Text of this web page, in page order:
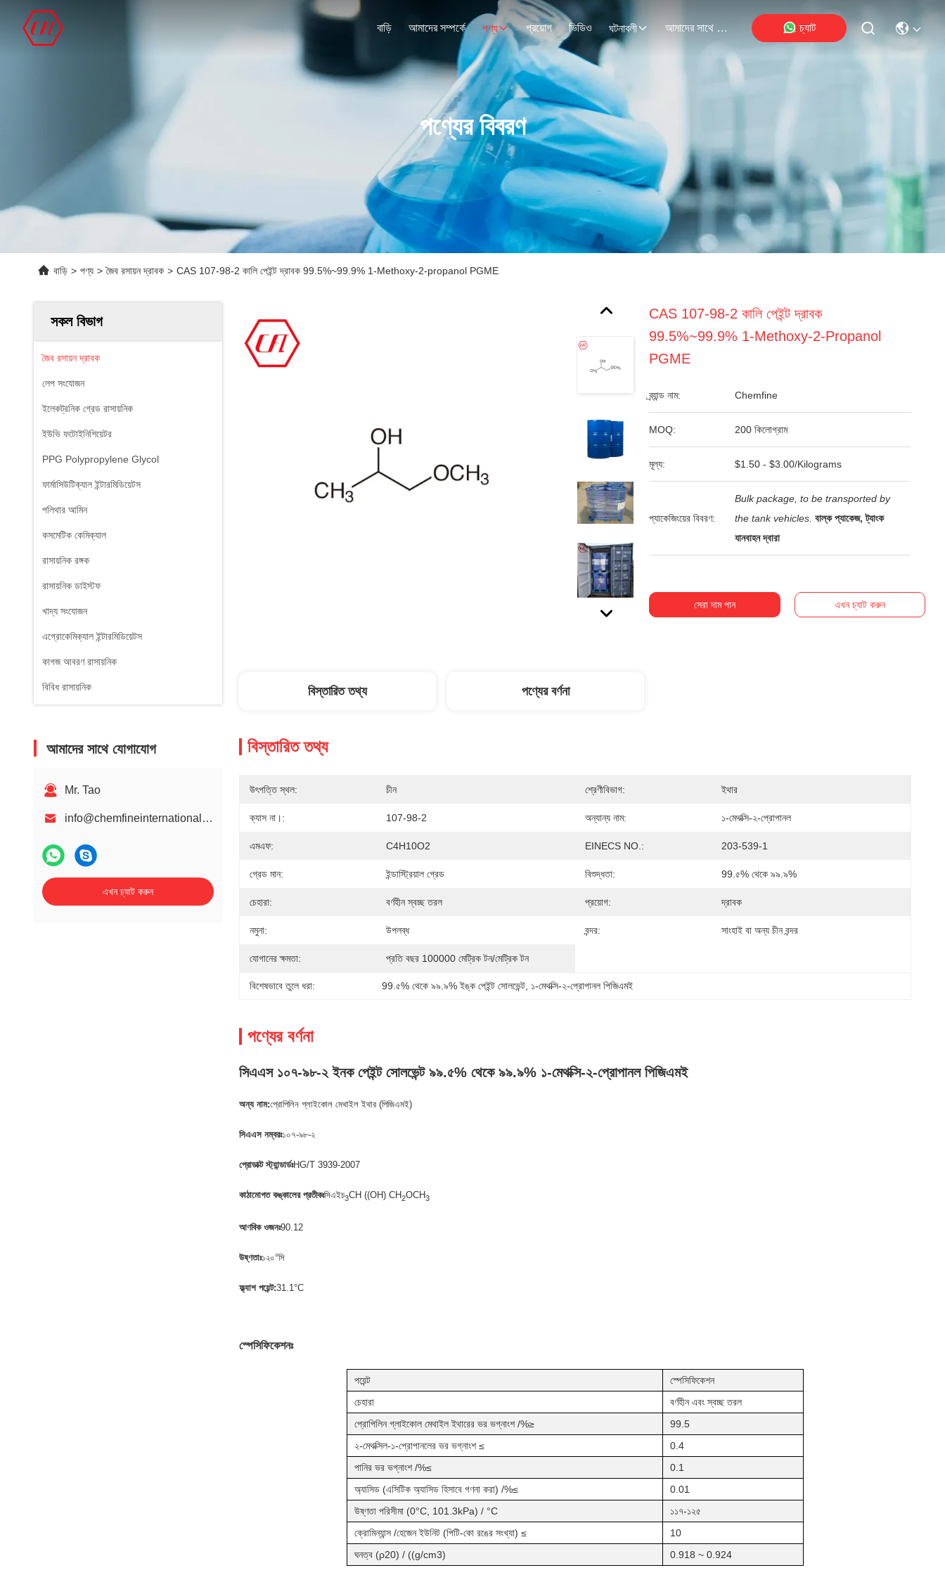
বাড়ি আমাদের সম্পর্কে পণ্য প্রয়োগ ভিডিও ঘটনাবলী আমাদের সাথে যোগাযোগ চ্যাট
পণ্যের বিবরণ
বাড়ি > পণ্য > জৈব রসায়ন দ্রাবক > CAS 107-98-2 কালি পেইন্ট দ্রাবক 99.5%~99.9% 1-Methoxy-2-propanol PGME
সকল বিভাগ
জৈব রসায়ন দ্রাবক
লেপ সংযোজন
ইলেকট্রনিক গ্রেড রাসায়নিক
ইউভি ফটোইনিশিয়েটর
PPG Polypropylene Glycol
ফার্মাসিউটিক্যাল ইন্টারমিডিয়েটস
পলিথার আমিন
কসমেটিক কেমিক্যাল
রাসায়নিক রঙ্গক
রাসায়নিক ডাইস্টফ
খাদ্য সংযোজন
এগ্রোকেমিক্যাল ইন্টারমিডিয়েটস
কাগজ আবরণ রাসায়নিক
বিবিধ রাসায়নিক
আমাদের সাথে যোগাযোগ
Mr. Tao
info@chemfineinternational.com
এখন চ্যাট করুন
CAS 107-98-2 কালি পেইন্ট দ্রাবক
99.5%~99.9% 1-Methoxy-2-Propanol
PGME
ব্র্যান্ড নাম: Chemfine
MOQ: 200 কিলোগ্রাম
মূল্য: $1.50 - $3.00/Kilograms
প্যাকেজিংয়ের বিবরণ:
Bulk package, to be transported by
the tank vehicles. বাল্ক প্যাকেজ, ট্যাংক
যানবাহন দ্বারা
সেরা দাম পান এখন চ্যাট করুন
বিস্তারিত তথ্য পণ্যের বর্ণনা
বিস্তারিত তথ্য
উৎপত্তি স্থল: চীন শ্রেণীবিভাগ: ইথার
ক্যাস না।: 107-98-2 অন্যান্য নাম: ১-মেথক্সি-২-প্রোপানল
এমএফ: C4H10O2 EINECS NO.: 203-539-1
গ্রেড মান: ইন্ডাস্ট্রিয়াল গ্রেড বিশুদ্ধতা: 99.৫% থেকে ৯৯.৯%
চেহারা: বর্ণহীন স্বচ্ছ তরল প্রয়োগ: দ্রাবক
নমুনা: উপলব্ধ বন্দর: সাংহাই বা অন্য চীন বন্দর
যোগানের ক্ষমতা: প্রতি বছর 100000 মেট্রিক টন/মেট্রিক টন
বিশেষভাবে তুলে ধরা: 99.৫% থেকে ৯৯.৯% ইঙ্ক পেইন্ট সোলভেন্ট ১-মেথক্সি-২-প্রোপানল পিজিএমই
পণ্যের বর্ণনা
সিএএস ১০৭-৯৮-২ ইনক পেইন্ট সোলভেন্ট ৯৯.৫% থেকে ৯৯.৯% ১-মেথক্সি-২-প্রোপানল পিজিএমই
অন্য নাম:প্রোপিলিন গ্লাইকোল মেথাইল ইথার (পিজিএমই)
সিএএস নম্বরঃ১০৭-৯৮-২
প্রোডাক্ট স্ট্যান্ডার্ডঃHG/T 3939-2007
কাঠামোগত কঙ্কালের প্রতীকঃসিএইচ3CH ((OH) CH2OCH3
আণবিক ওজনঃ90.12
উষ্ণতাঃ১২০°সি
ফ্ল্যাশ পয়েন্ট:31.1°C
স্পেসিফিকেশনঃ
পয়েন্ট
স্পেসিফিকেশন
চেহারা
বর্ণহীন এবং স্বচ্ছ তরল
প্রোপিলিন গ্লাইকোল মেথাইল ইথারের ভর ভগ্নাংশ /%≥
99.5
২-মেথক্সিল-১-প্রোপানলের ভর ভগ্নাংশ ≤
0.4
পানির ভর ভগ্নাংশ /%≤
0.1
অ্যাসিড (এসিটিক অ্যাসিড হিসাবে গণনা করা) /%≤
0.01
উষ্ণতা পরিসীমা (0°C, 101.3kPa) / °C
১১৭-১২৫
ক্রোমিন্যান্স /হেজেন ইউনিট (পিটি-কো রঙের সংখ্যা) ≤
10
ঘনত্ব (ρ20) / ((g/cm3)
0.918 ~ 0.924